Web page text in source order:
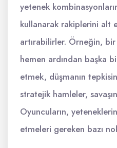
yetenek
kullanarak rakiplerini alt
artırabilirler. Örneğin,
hemen ardından başka
etmek, düşmanın
stratejik hamleler,
Oyuncuların,
etmeleri gereken bazı